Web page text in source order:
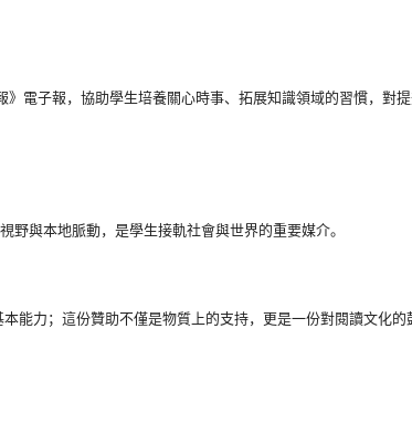
電子報，協助學生培養關心時事、拓展知識領域的習慣， 對
野與本地脈動，是學生接軌社會與世界的重要媒介。
能力； 這份贊助不僅是物質上的支持，更是一份對閱讀文化的